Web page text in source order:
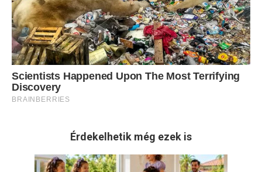
Érdekelhetik még ezek is